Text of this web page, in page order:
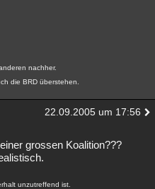
Esoterik Literatur
Gaming Filme
Allmystery English
Neue Geschlossen
nachher.
die BRD überstehen.
22.09.2005 um 17:56
grossen Koalition???
unzutreffend ist.